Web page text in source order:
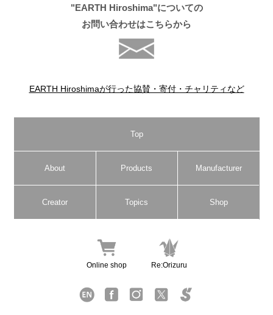
"EARTH Hiroshima"についての
お問い合わせはこちらから
EARTH Hiroshimaが行った協賛・寄付・チャリティなど
Top
About Products Manufacturer
Creator Topics Shop
Online shop Re:Orizuru